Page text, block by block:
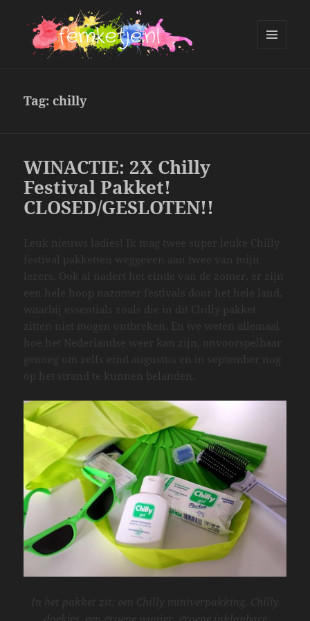
Tag: chilly
WINACTIE: 2X Chilly
Festival Pakket!
CLOSED/GESLOTEN!!
Leuk nieuws ladies! Ik mag twee super leuke Chilly
festival pakketten weggeven aan twee van mijn
lezers. Ook al nadert het einde van de zomer, er zijn
een hele hoop nazomer festivals door het hele land,
waarbij essentials zoals die in dit Chilly pakket
zitten niet mogen ontbreken. En we weten allemaal
hoe het Nederlandse weer kan zijn, onvoorspelbaar
genoeg om zelfs eind augustus en in september nog
op het strand te kunnen belanden.
In het pakket zit: een Chilly miniverpakking, Chilly
doekjes, een groene waaier, groene inklapbare